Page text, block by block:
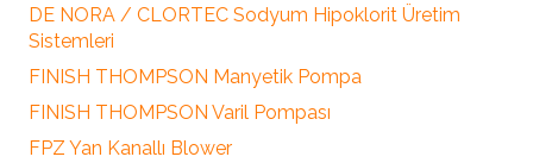
DE NORA / CLORTEC Sodyum Hipoklorit Üretim
Sistemleri
FINISH THOMPSON Manyetik Pompa
FINISH THOMPSON Varil Pompası
FPZ Yan Kanallı Blower